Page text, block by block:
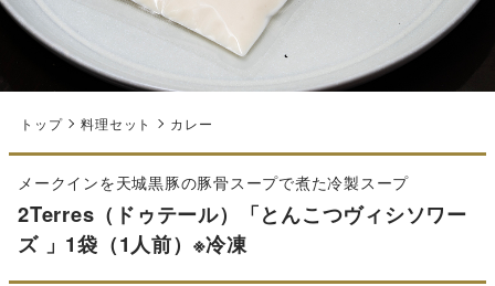
トップ 料理セット カレー
メークインを天城黒豚の豚骨スープで煮た冷製スープ
2Terres（ドゥテール）「とんこつヴィシソワー
ズ 」1袋（1人前）※冷凍